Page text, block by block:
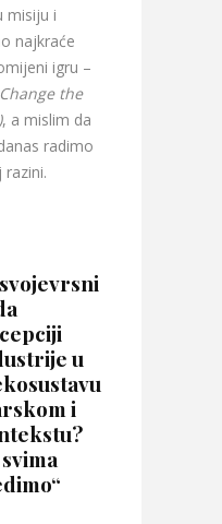
misiju i
najkraće
igru –
Change the
, a mislim da
radimo
u
i